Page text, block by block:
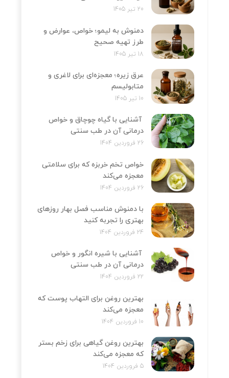
20 تیر 1405
دمنوش به لیمو؛ خواص، عوارض و
طرز تهیه صحیح
18 تیر 1405
عرق زیره؛ معجزه‌ای برای لاغری و
متابولیسم
10 تیر 1405
آشنایی با گیاه چوچاق و خواص
درمانی آن در طب سنتی
26 فروردین 1404
خواص تخم خربزه که برای سلامتی
معجزه می‌کند
26 فروردین 1404
با دمنوش مناسب فصل بهار روزهای
بهتری را تجربه کنید
24 فروردین 1404
آشنایی با شیره انگور و خواص
درمانی آن در طب سنتی
22 فروردین 1404
بهترین روغن برای التهاب پوست که
معجزه می‌کند
10 فروردین 1404
بهترین روغن گیاهی برای زخم بستر
که معجزه می‌کند
5 فروردین 1404